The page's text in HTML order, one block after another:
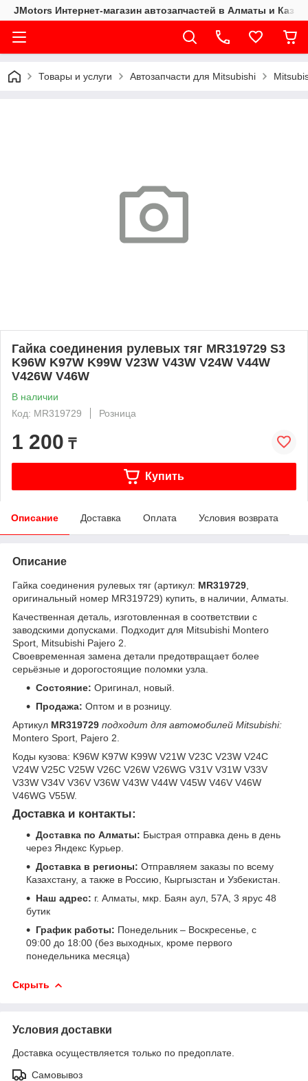
JMotors Интернет-магазин автозапчастей в Алматы и
Товары и услуги Автозапчасти для Mitsubishi
Гайка соединения рулевых тяг MR319729 S3
K96W K97W K99W V23W V43W V24W V44W
V426W V46W
В наличии
Код: MR319729
Розница
1 200 ₸
Купить
Описание Доставка Оплата Условия возврата
Описание
Гайка соединения рулевых тяг (артикул: MR319729
оригинальный номер MR319729) купить, в наличии, Алматы.
Качественная деталь, изготовленная в соответствии с
заводскими допусками. Подходит для Mitsubishi Montero
Sport, Mitsubishi Pajero 2.
Своевременная замена детали предотвращает более
серьёзные и дорогостоящие поломки узла.
Состояние: Оригинал, новый.
Продажа: Оптом и в розницу.
Артикул MR319729 подходит для автомобилей Mitsubishi:
Montero Sport, Pajero 2.
Коды кузова: K96W K97W K99W V21W V23C V23W V24C
V24W V25C V25W V26C V26W V26WG V31V V31W V33V
V33W V34V V36V V36W V43W V44W V45W V46V V46W
V46WG V55W.
Доставка и контакты:
Доставка по Алматы: Быстрая отправка день в день
через Яндекс Курьер.
Доставка в регионы: Отправляем заказы по всему
Казахстану, а также в Россию, Кыргызстан и Узбекистан.
Наш адрес: г. Алматы, мкр. Баян аул, 57А, 3 ярус 48
бутик
График работы: Понедельник – Воскресенье, с
09:00 до 18:00 (без выходных, кроме первого
понедельника месяца)
Скрыть
Условия доставки
Доставка осуществляется только по предоплате.
Самовывоз